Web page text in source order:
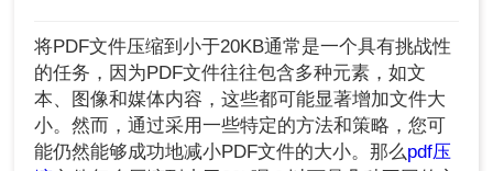
将PDF文件压缩到小于20KB通常是一个具有挑战性
的任务，因为PDF文件往往包含多种元素，如文
本、图像和媒体内容，这些都可能显著增加文件大
小。然而，通过采用一些特定的方法和策略，您可
能仍然能够成功地减小PDF文件的大小。那么pdf压